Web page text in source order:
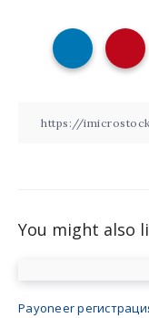
You might also
Payoneer